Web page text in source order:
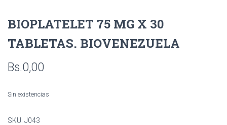
BIOPLATELET 75 MG X 30
TABLETAS. BIOVENEZUELA
Bs.0,00
Sin existencias
SKU: J043